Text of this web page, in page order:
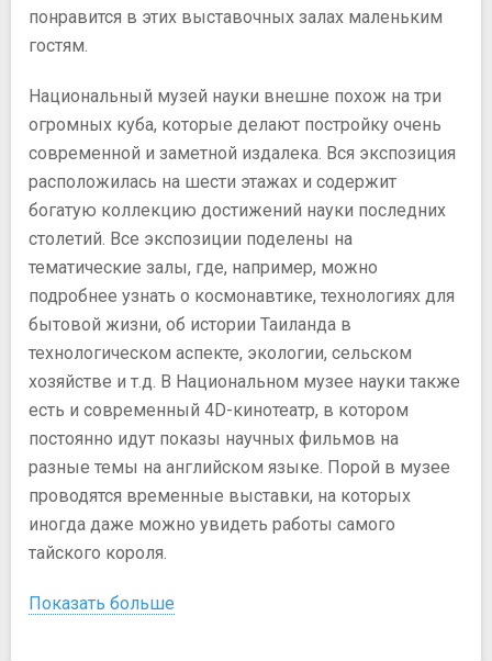
понравится в этих выставочных залах маленьким
гостям.
Национальный музей науки внешне похож на три
огромных куба, которые делают постройку очень
современной и заметной издалека. Вся экспозиция
расположилась на шести этажах и содержит
богатую коллекцию достижений науки последних
столетий. Все экспозиции поделены на
тематические залы, где, например, можно
подробнее узнать о космонавтике, технологиях для
бытовой жизни, об истории Таиланда в
технологическом аспекте, экологии, сельском
хозяйстве и т.д. В Национальном музее науки также
есть и современный 4D-кинотеатр, в котором
постоянно идут показы научных фильмов на
разные темы на английском языке. Порой в музее
проводятся временные выставки, на которых
иногда даже можно увидеть работы самого
тайского короля.
Показать больше